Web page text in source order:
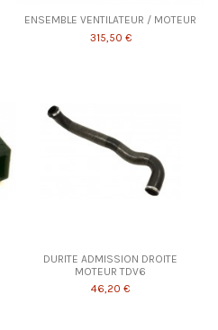
ENSEMBLE VENTILATEUR / MOTEUR
315,50 €
DURITE ADMISSION DROITE
MOTEUR TDV6
46,20 €